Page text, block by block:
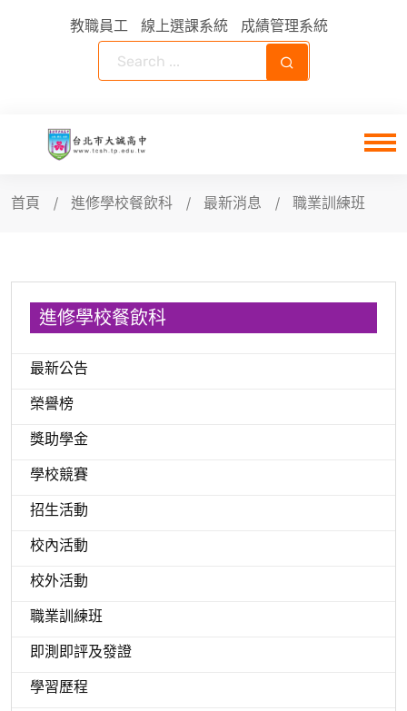
教職員工 線上選課系統 成績管理系統
首頁 進修學校餐飲科 最新消息 職業訓練班
進修學校餐飲科
最新公告
榮譽榜
獎助學金
學校競賽
招生活動
校內活動
校外活動
職業訓練班
即測即評及發證
學習歷程